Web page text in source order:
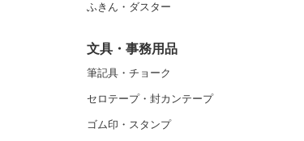
ふきん・ダスター
文具・事務用品
筆記具・チョーク
セロテープ・封カンテープ
ゴム印・スタンプ